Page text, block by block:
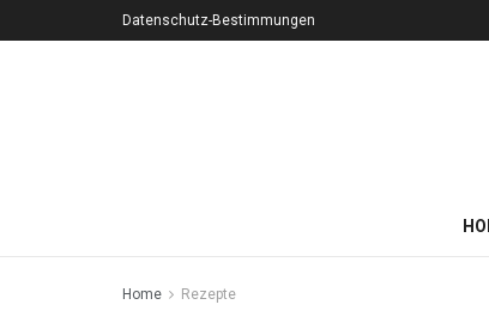
Datenschutz-Bestimmungen
Home Rezepte